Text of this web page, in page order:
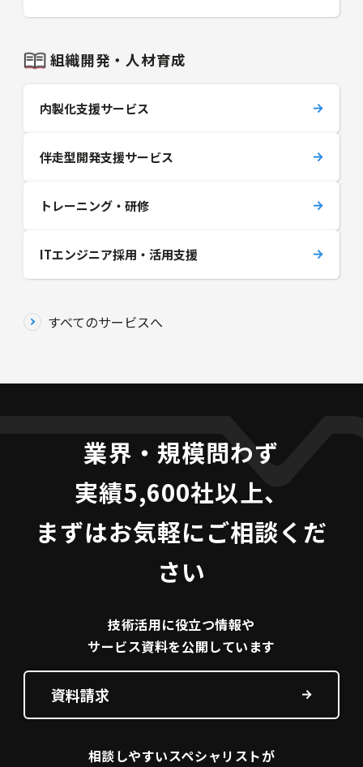
組織開発・人材育成
内製化支援サービス
伴走型開発支援サービス
トレーニング・研修
ITエンジニア採用・活用支援
すべてのサービスへ
業界・規模問わず
実績5,600社以上、
まずはお気軽にご相談くだ
さい
技術活用に役立つ情報や
サービス資料を公開しています
資料請求
相談しやすいスペシャリストが